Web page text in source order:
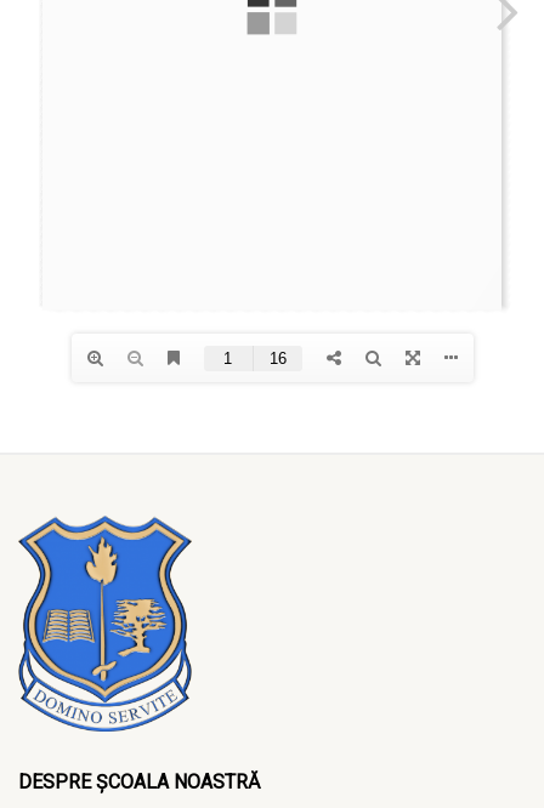
DESPRE ȘCOALA NOASTRĂ